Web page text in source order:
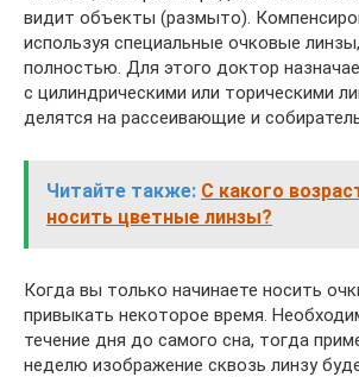
видит объекты (размыто).
используя специальные очковые
полностью. Для этого доктор
с цилиндрическими или торическими
делятся на рассеивающие и
Читайте также: С какого
носить цветные линзы?
Когда вы только начинаете носить
привыкать некоторое время.
течение дня до самого сна, тогда
неделю изображение сквозь линзу